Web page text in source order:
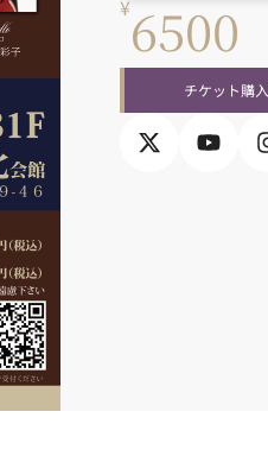
¥6500
チケット購入